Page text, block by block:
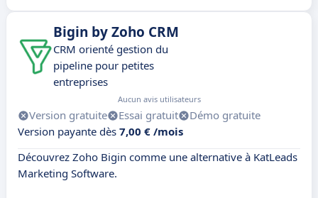
Bigin by Zoho CRM
CRM orienté gestion du
pipeline pour petites
entreprises
Aucun avis utilisateurs
Version gratuite Essai gratuit
Démo gratuite
Version payante dès 7,00 € /mois
Découvrez Zoho Bigin comme une alternative à KatLeads
Marketing Software.